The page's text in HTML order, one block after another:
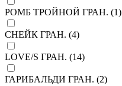
РОМБ ТРОЙНОЙ ГРАН. (1)
СНЕЙК ГРАН. (4)
LOVE/S ГРАН. (14)
ГАРИБАЛЬДИ ГРАН. (2)